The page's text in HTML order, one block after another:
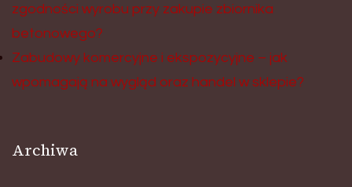
zgodności wyrobu przy zakupie zbiornika
betonowego?
Zabudowy komercyjne i ekspozycyjne – jak
wpomagają na wygląd oraz handel w sklepie?
Archiwa